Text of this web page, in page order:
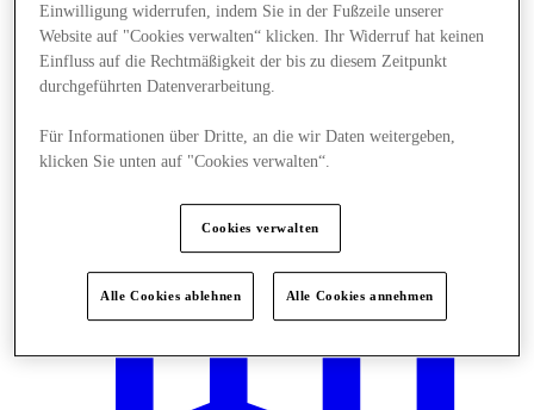
Angebote
Einwilligung widerrufen, indem Sie in der Fußzeile unserer
Website auf "Cookies verwalten“ klicken. Ihr Widerruf hat keinen
Einfluss auf die Rechtmäßigkeit der bis zu diesem Zeitpunkt
durchgeführten Datenverarbeitung.
Für Informationen über Dritte, an die wir Daten weitergeben,
klicken Sie unten auf "Cookies verwalten“.
Cookies verwalten
Alle Cookies ablehnen Alle Cookies annehmen